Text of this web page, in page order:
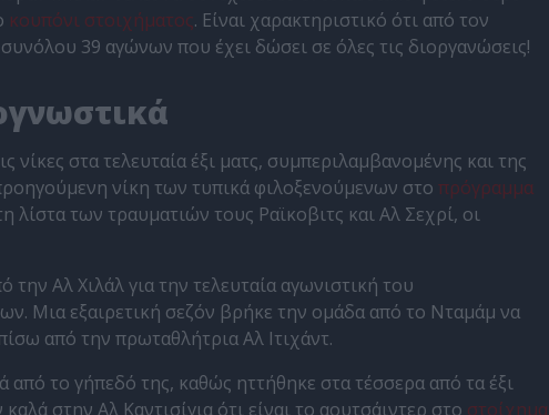
κουπόνι στοιχήματος. Είναι χαρακτηριστικό ότι από τον
39 αγώνων που έχει δώσει σε όλες τις διοργανώσεις!
στα τελευταία έξι ματς, συμπεριλαμβανομένης και της
νίκη των τυπικά φιλοξενούμενων στο πρόγραμμα
λίστα των τραυματιών τους Ραϊκοβιτς και Αλ Σεχρί, οι
την Αλ Χιλάλ για την τελευταία αγωνιστική του
Μια εξαιρετική σεζόν βρήκε την ομάδα από το Νταμάμ να
από την πρωταθλήτρια Αλ Ιτιχάντ.
το γήπεδό της, καθώς ηττήθηκε στα τέσσερα από τα έξι
στην Αλ Καντισίγια ότι είναι το αουτσάιντερ στο στοίχημα